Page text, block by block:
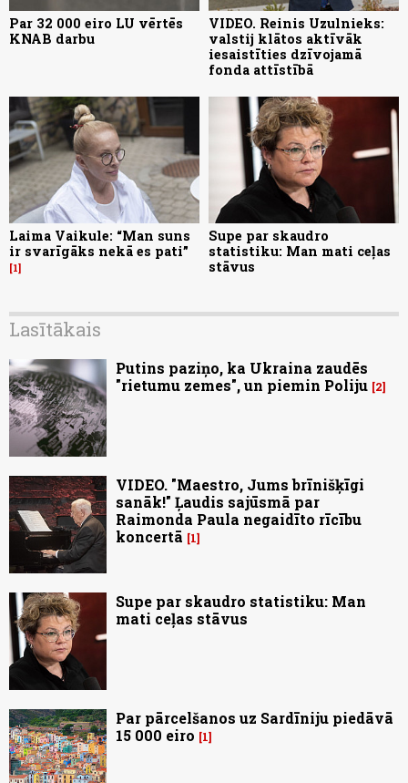
Par 32 000 eiro LU vērtēs
KNAB darbu
VIDEO. Reinis Uzulnieks:
valstij klātos aktīvāk
iesaistīties dzīvojamā
fonda attīstībā
Laima Vaikule: “Man suns
ir svarīgāks nekā es pati”
1
Supe par skaudro
statistiku: Man mati ceļas
stāvus
Lasītākais
Putins paziņo, ka Ukraina zaudēs
"rietumu zemes", un piemin Poliju 2
VIDEO. "Maestro, Jums brīnišķīgi
sanāk!" Ļaudis sajūsmā par
Raimonda Paula negaidīto rīcību
koncertā
1
Supe par skaudro statistiku: Man
mati ceļas stāvus
Par pārcelšanos uz Sardīniju piedāvā
15 000 eiro
1